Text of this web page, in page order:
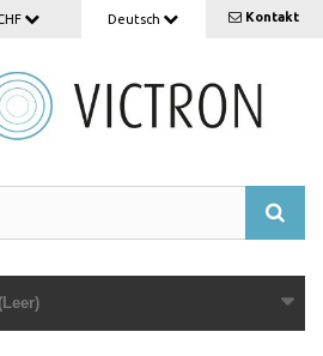
Kontakt
Deutsch
(Leer)